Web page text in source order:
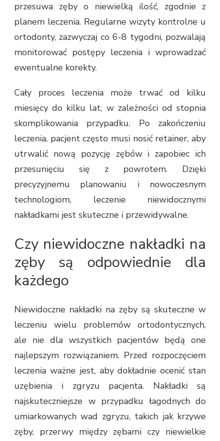
przesuwa zęby o niewielką ilość, zgodnie z
planem leczenia. Regularne wizyty kontrolne u
ortodonty, zazwyczaj co 6-8 tygodni, pozwalają
monitorować postępy leczenia i wprowadzać
ewentualne korekty.
Cały proces leczenia może trwać od kilku
miesięcy do kilku lat, w zależności od stopnia
skomplikowania przypadku. Po zakończeniu
leczenia, pacjent często musi nosić retainer, aby
utrwalić nową pozycję zębów i zapobiec ich
przesunięciu się z powrotem. Dzięki
precyzyjnemu planowaniu i nowoczesnym
technologiom, leczenie niewidocznymi
nakładkami jest skuteczne i przewidywalne.
Czy niewidoczne nakładki na
zęby są odpowiednie dla
każdego
Niewidoczne nakładki na zęby są skuteczne w
leczeniu wielu problemów ortodontycznych,
ale nie dla wszystkich pacjentów będą one
najlepszym rozwiązaniem. Przed rozpoczęciem
leczenia ważne jest, aby dokładnie ocenić stan
uzębienia i zgryzu pacjenta. Nakładki są
najskuteczniejsze w przypadku łagodnych do
umiarkowanych wad zgryzu, takich jak krzywe
zęby, przerwy między zębami czy niewielkie